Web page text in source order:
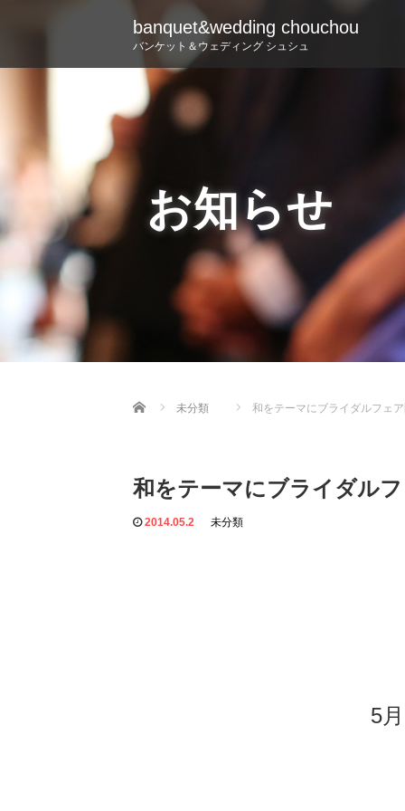
banquet&wedding chouchou
バンケット＆ウェディング シュシュ
お知らせ
Home 未分類 和をテーマにブライダルフェ
和をテーマにブライダル
2014.05.2 未分類
5